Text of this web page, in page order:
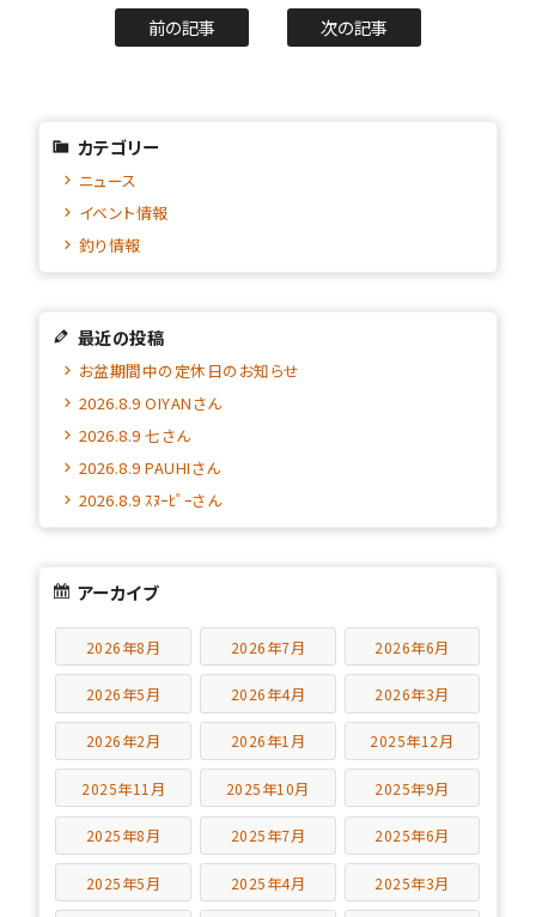
前の記事 次の記事
カテゴリー
ニュース
イベント情報
釣り情報
最近の投稿
お盆期間中の定休日のお知らせ
2026.8.9 OIYANさん
2026.8.9 七さん
2026.8.9 PAUHIさん
2026.8.9 ｽﾇｰﾋﾟｰさん
アーカイブ
2026年8月 2026年7月 2026年6月
2026年5月 2026年4月 2026年3月
2026年2月 2026年1月 2025年12月
2025年11月 2025年10月 2025年9月
2025年8月 2025年7月 2025年6月
2025年5月 2025年4月 2025年3月